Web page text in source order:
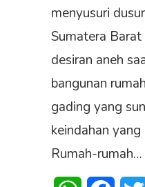
menyusuri
Sumatera
desiran aneh
bangunan
gading yang
keindahan
Rumah-rumah…